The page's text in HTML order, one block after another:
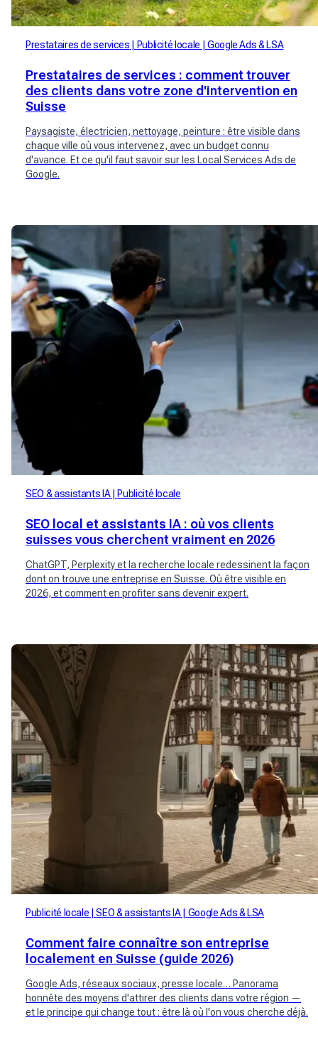
Prestataires de services Publicité locale Google Ads & LSA
Prestataires de services : comment trouver
des clients dans votre zone d'intervention en
Suisse
Paysagiste, électricien, nettoyage, peinture : être visible dans
chaque ville où vous intervenez, avec un budget connu
d'avance. Et ce qu'il faut savoir sur les Local Services Ads de
Google.
SEO & assistants IA Publicité locale
SEO local et assistants IA : où vos clients
suisses vous cherchent vraiment en 2026
ChatGPT, Perplexity et la recherche locale redessinent la façon
dont on trouve une entreprise en Suisse. Où être visible en
2026, et comment en profiter sans devenir expert.
Publicité locale SEO & assistants IA Google Ads & LSA
Comment faire connaître son entreprise
localement en Suisse (guide 2026)
Google Ads, réseaux sociaux, presse locale… Panorama
honnête des moyens d'attirer des clients dans votre région —
et le principe qui change tout : être là où l'on vous cherche déjà.